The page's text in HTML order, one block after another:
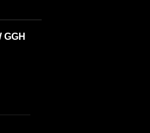
GGH